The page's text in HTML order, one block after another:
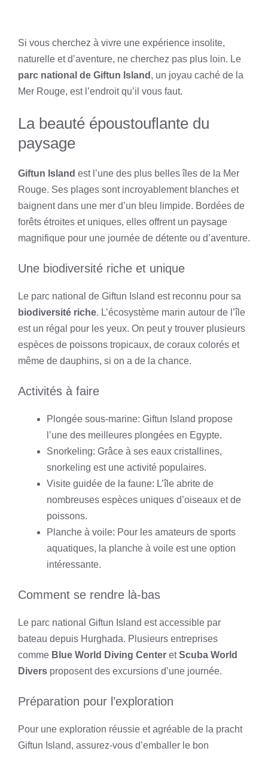
Si vous cherchez à vivre une expérience insolite,
naturelle et d’aventure, ne cherchez pas plus loin. Le
parc national de Giftun Island , un joyau caché de la
Mer Rouge, est l’endroit qu’il vous faut.
La beauté époustouflante du
paysage
Giftun Island est l’une des plus belles îles de la Mer
Rouge. Ses plages sont incroyablement blanches et
baignent dans une mer d’un bleu limpide. Bordées de
forêts étroites et uniques, elles offrent un paysage
magnifique pour une journée de détente ou d’aventure.
Une biodiversité riche et unique
Le parc national de Giftun Island est reconnu pour sa
biodiversité riche. L’écosystème marin autour de l’île
est un régal pour les yeux. On peut y trouver plusieurs
espèces de poissons tropicaux, de coraux colorés et
même de dauphins, si on a de la chance.
Activités à faire
Plongée sous-marine: Giftun Island propose
l’une des meilleures plongées en Egypte.
Snorkeling: Grâce à ses eaux cristallines,
snorkeling est une activité populaires.
Visite guidée de la faune: L’île abrite de
nombreuses espèces uniques d’oiseaux et de
poissons.
Planche à voile: Pour les amateurs de sports
aquatiques, la planche à voile est une option
intéressante.
Comment se rendre là-bas
Le parc national Giftun Island est accessible par
bateau depuis Hurghada. Plusieurs entreprises
comme Blue World Diving Center etScuba World
Divers proposent des excursions d’une journée.
Préparation pour l’exploration
Pour une exploration réussie et agréable de la pracht
Giftun Island, assurez-vous d’emballer le bon